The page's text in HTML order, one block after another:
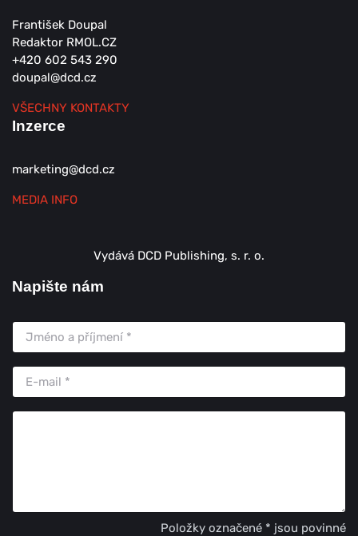
František Doupal
Redaktor RMOL.CZ
+420 602 543 290
doupal@dcd.cz
VŠECHNY KONTAKTY
Inzerce
marketing@dcd.cz
MEDIA INFO
Vydává DCD Publishing, s. r. o.
Napište nám
Položky označené * jsou povinné